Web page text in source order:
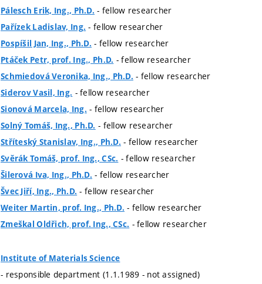
Pálesch Erik, Ing., Ph.D. - fellow researcher
Pařízek Ladislav, Ing. - fellow researcher
Pospíšil Jan, Ing., Ph.D. - fellow researcher
Ptáček Petr, prof. Ing., Ph.D. - fellow researcher
Schmiedová Veronika, Ing., Ph.D. - fellow researcher
Siderov Vasil, Ing. - fellow researcher
Sionová Marcela, Ing. - fellow researcher
Solný Tomáš, Ing., Ph.D. - fellow researcher
Stříteský Stanislav, Ing., Ph.D. - fellow researcher
Svěrák Tomáš, prof. Ing., CSc. - fellow researcher
Šilerová Iva, Ing., Ph.D. - fellow researcher
Švec Jiří, Ing., Ph.D. - fellow researcher
Weiter Martin, prof. Ing., Ph.D. - fellow researcher
Zmeškal Oldřich, prof. Ing., CSc. - fellow researcher
Institute of Materials Science
- responsible department (1.1.1989 - not assigned)